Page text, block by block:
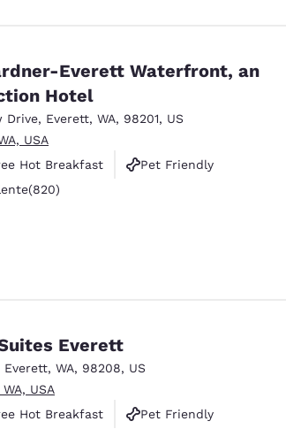
Everett Waterfront, an
Hotel
Drive, Everett, WA, 98201, US
USA
Hot Breakfast
Pet Friendly
Excelente. 820 avaliações
(820)
Everett
Everett, WA, 98208, US
USA
Hot Breakfast
Pet Friendly